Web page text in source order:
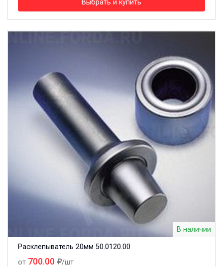
Выбрать и купить
В наличии
Расклепыватель 20мм 50.0120.00
от 700.00 /шт